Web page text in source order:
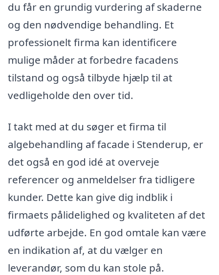
du får en grundig vurdering af skaderne
og den nødvendige behandling. Et
professionelt firma kan identificere
mulige måder at forbedre facadens
tilstand og også tilbyde hjælp til at
vedligeholde den over tid.
I takt med at du søger et firma til
algebehandling af facade i Stenderup, er
det også en god idé at overveje
referencer og anmeldelser fra tidligere
kunder. Dette kan give dig indblik i
firmaets pålidelighed og kvaliteten af det
udførte arbejde. En god omtale kan være
en indikation af, at du vælger en
leverandør, som du kan stole på.